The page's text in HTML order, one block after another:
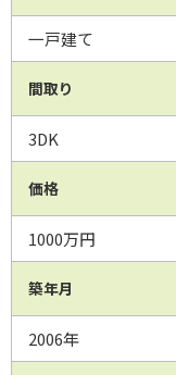
一戸建て
間取り
3DK
価格
1000万円
築年月
2006年